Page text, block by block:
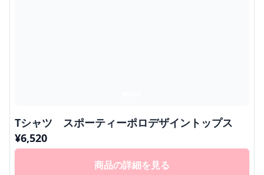
Tシャツ スポーティーポロデザイントップス
¥6,520
商品の詳細を見る